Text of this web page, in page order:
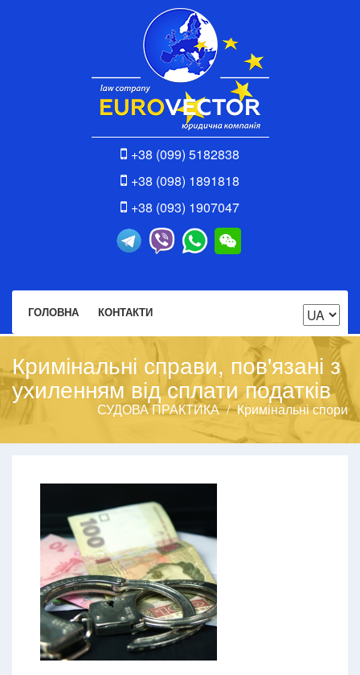
+38 (099) 5182838
+38 (098) 1891818
+38 (093) 1907047
ГОЛОВНА КОНТАКТИ
Кримінальні справи, пов'язані з
ухиленням від сплати податків
СУДОВА ПРАКТИКА Кримінальні спори